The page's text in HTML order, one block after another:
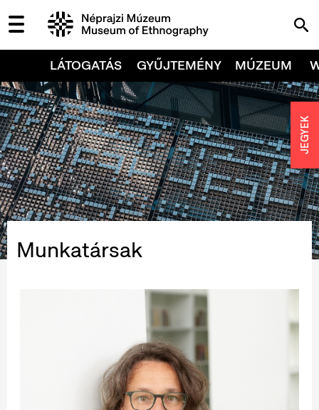
LÁTOGATÁS GYŰJTEMÉNY MÚZEUM
Munkatársak
JEGYEK